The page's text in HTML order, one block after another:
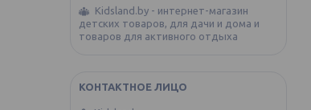
Kidsland.by - интернет-магазин
детских товаров, для дачи и дома и
товаров для активного отдыха